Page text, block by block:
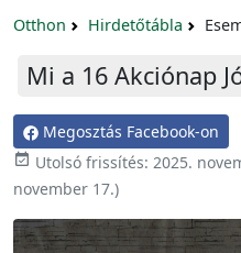
Otthon Hirdetőtábla
Mi a 16 Akciónap
Megosztás Facebook-on
 Utolsó frissítés: 2025.
november 17.)